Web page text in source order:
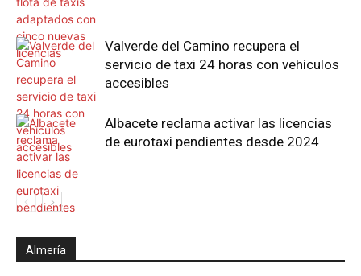
Valverde del Camino recupera el
servicio de taxi 24 horas con vehículos
accesibles
Albacete reclama activar las licencias
de eurotaxi pendientes desde 2024
Almería